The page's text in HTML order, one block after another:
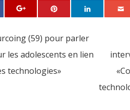
(59) pour parler
les adolescents en lien
technologies»